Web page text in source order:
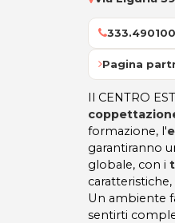
Pagina
Il CENTRO
formazione, l'
garantiranno
globale, con i
Un ambiente
sentirti